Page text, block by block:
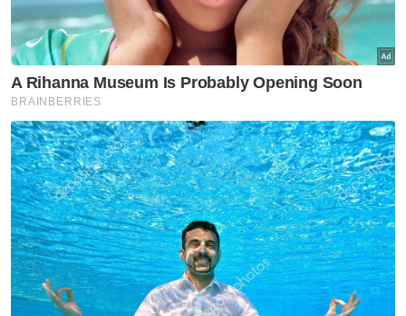
tempat itu.
"Kita dapat lihat Jambatan Batang Lupar,
jambatan di Batang Sadong dan Sebuyau
juga harga tanah di situ meningkat selepas
adanya pembinaan sedemikian,” katanya. -
Bernama
Artikel Berkaitan:
MOT bentang Lapangan Terbang Antarabangsa
Kulim kepada Jemaah Menteri
4 individu termasuk Datuk direman terlibat tender
jual tanah
Lapangan Terbang Sultan Abdul Halim beroperasi